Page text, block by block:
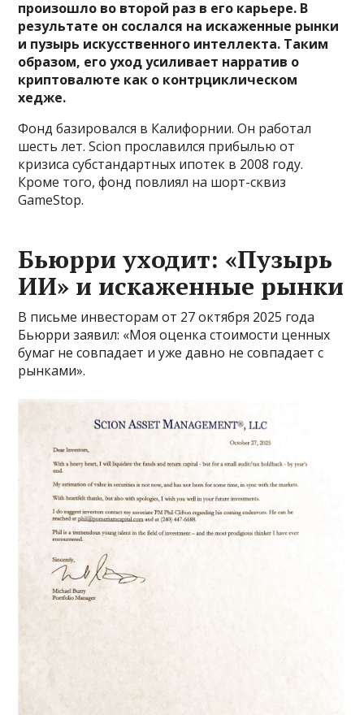
произошло во второй раз в его карьере. В
результате он сослался на искаженные рынки
и пузырь искусственного интеллекта. Таким
образом, его уход усиливает нарратив о
криптовалюте как о контрциклическом
хедже.
Фонд базировался в Калифорнии. Он работал
шесть лет. Scion прославился прибылью от
кризиса субстандартных ипотек в 2008 году.
Кроме того, фонд повлиял на шорт-сквиз
GameStop.
Бьюрри уходит: «Пузырь
ИИ» и искаженные рынки
В письме инвесторам от 27 октября 2025 года
Бьюрри заявил: «Моя оценка стоимости ценных
бумаг не совпадает и уже давно не совпадает с
рынками».